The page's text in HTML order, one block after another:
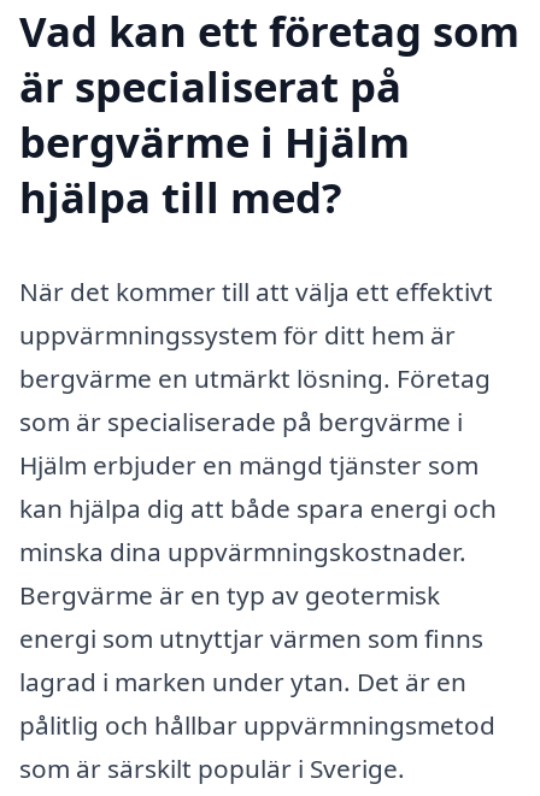
Vad kan ett företag som
är specialiserat på
bergvärme i Hjälm
hjälpa till med?
När det kommer till att välja ett effektivt
uppvärmningssystem för ditt hem är
bergvärme en utmärkt lösning. Företag
som är specialiserade på bergvärme i
Hjälm erbjuder en mängd tjänster som
kan hjälpa dig att både spara energi och
minska dina uppvärmningskostnader.
Bergvärme är en typ av geotermisk
energi som utnyttjar värmen som finns
lagrad i marken under ytan. Det är en
pålitlig och hållbar uppvärmningsmetod
som är särskilt populär i Sverige.